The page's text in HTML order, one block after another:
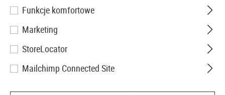
Funkcje komfortowe
Marketing
StoreLocator
Mailchimp Connected Site